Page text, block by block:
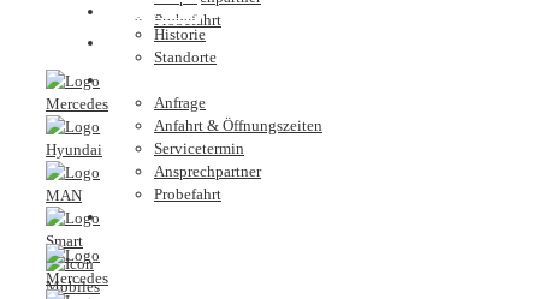
Probefahrt
Nutzfahrzeugzentrum
Unternehmen
Historie
Standorte
Anfrage
Anfahrt & Öffnungszeiten
Servicetermin
Ansprechpartner
Probefahrt